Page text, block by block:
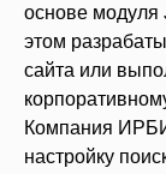
основе
этом
сайта или
Компания
настройку